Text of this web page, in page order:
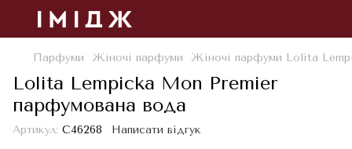
Парфуми Жіночі парфуми Жіночі парфуми Lolita
Lolita Lempicka Mon Premier
парфумована вода
Артикул: С46268 Написати відгук